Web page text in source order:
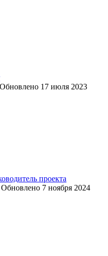
Обновлено 17 июля 2023
проекта
Обновлено 7 ноября 2024